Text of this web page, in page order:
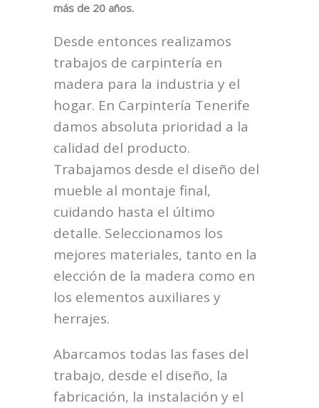
más de 20 años.
Desde entonces realizamos
trabajos de carpintería en
madera para la industria y el
hogar. En Carpintería Tenerife
damos absoluta prioridad a la
calidad del producto.
Trabajamos desde el diseño del
mueble al montaje final,
cuidando hasta el último
detalle. Seleccionamos los
mejores materiales, tanto en la
elección de la madera como en
los elementos auxiliares y
herrajes.
Abarcamos todas las fases del
trabajo, desde el diseño, la
fabricación, la instalación y el